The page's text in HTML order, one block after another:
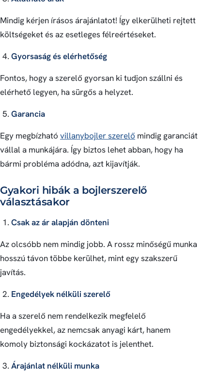
Mindig kérjen írásos árajánlatot! Így elkerülheti rejtett
költségeket és az esetleges félreértéseket.
Gyorsaság és elérhetőség
Fontos, hogy a szerelő gyorsan ki tudjon szállni és
elérhető legyen, ha sürgős a helyzet.
Garancia
Egy megbízható villanybojler szerelő mindig garanciát
vállal a munkájára. Így biztos lehet abban, hogy ha
bármi probléma adódna, azt kijavítják.
Gyakori hibák a bojlerszerelő
választásakor
Csak az ár alapján dönteni
Az olcsóbb nem mindig jobb. A rossz minőségű munka
hosszú távon többe kerülhet, mint egy szakszerű
javítás.
Engedélyek nélküli szerelő
Ha a szerelő nem rendelkezik megfelelő
engedélyekkel, az nemcsak anyagi kárt, hanem
komoly biztonsági kockázatot is jelenthet.
Árajánlat nélküli munka